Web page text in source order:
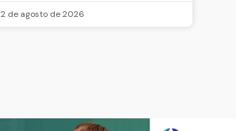
2 de agosto de 2026